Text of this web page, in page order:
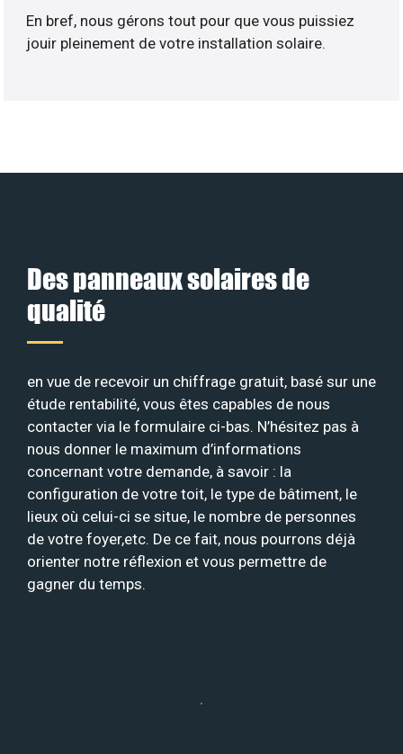
En bref, nous gérons tout pour que vous puissiez
jouir pleinement de votre installation solaire.
Des panneaux solaires de
qualité
en vue de recevoir un chiffrage gratuit, basé sur une
étude rentabilité, vous êtes capables de nous
contacter via le formulaire ci-bas. N’hésitez pas à
nous donner le maximum d’informations
concernant votre demande, à savoir : la
configuration de votre toit, le type de bâtiment, le
lieux où celui-ci se situe, le nombre de personnes
de votre foyer,etc. De ce fait, nous pourrons déjà
orienter notre réflexion et vous permettre de
gagner du temps.